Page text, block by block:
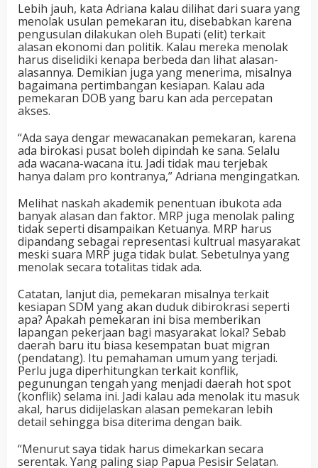
Lebih jauh, kata Adriana kalau dilihat dari suara yang
menolak usulan pemekaran itu, disebabkan karena
pengusulan dilakukan oleh Bupati (elit) terkait
alasan ekonomi dan politik. Kalau mereka menolak
harus diselidiki kenapa berbeda dan lihat alasan-
alasannya. Demikian juga yang menerima, misalnya
bagaimana pertimbangan kesiapan. Kalau ada
pemekaran DOB yang baru kan ada percepatan
akses.
“Ada saya dengar mewacanakan pemekaran, karena
ada birokasi pusat boleh dipindah ke sana. Selalu
ada wacana-wacana itu. Jadi tidak mau terjebak
hanya dalam pro kontranya,” Adriana mengingatkan.
Melihat naskah akademik penentuan ibukota ada
banyak alasan dan faktor. MRP juga menolak paling
tidak seperti disampaikan Ketuanya. MRP harus
dipandang sebagai representasi kultrual masyarakat
meski suara MRP juga tidak bulat. Sebetulnya yang
menolak secara totalitas tidak ada.
Catatan, lanjut dia, pemekaran misalnya terkait
kesiapan SDM yang akan duduk dibirokrasi seperti
apa? Apakah pemekaran ini bisa memberikan
lapangan pekerjaan bagi masyarakat lokal? Sebab
daerah baru itu biasa kesempatan buat migran
(pendatang). Itu pemahaman umum yang terjadi.
Perlu juga diperhitungkan terkait konflik,
pegunungan tengah yang menjadi daerah hot spot
(konflik) selama ini. Jadi kalau ada menolak itu masuk
akal, harus didijelaskan alasan pemekaran lebih
detail sehingga bisa diterima dengan baik.
“Menurut saya tidak harus dimekarkan secara
serentak. Yang paling siap Papua Pesisir Selatan.